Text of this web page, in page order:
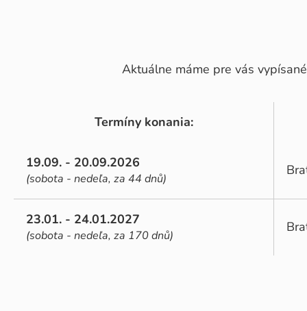
Aktuálne máme pre vás vypísané
Termíny konania:
19.09. - 20.09.2026
(sobota - nedeľa, za 44 dnů)
23.01. - 24.01.2027
(sobota - nedeľa, za 170 dnů)